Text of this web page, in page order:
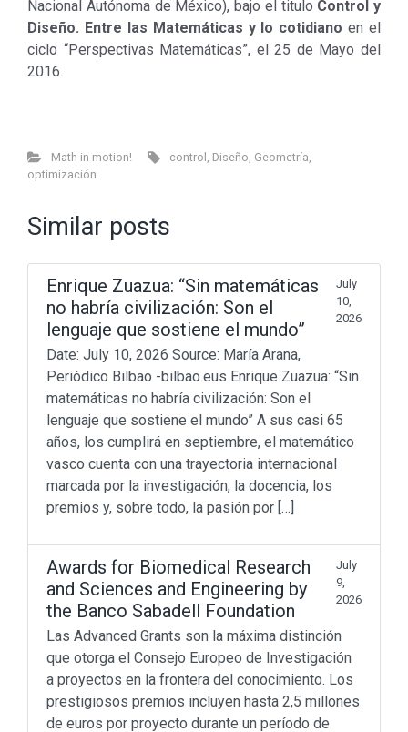
Nacional Autónoma de México), bajo el titulo Control y
Diseño. Entre las Matemáticas y lo cotidianoen el
ciclo “Perspectivas Matemáticas”, el 25 de Mayo del
2016.
Math in motion! control Diseño Geometría
optimización
Similar posts
Enrique Zuazua: “Sin matemáticas
no habría civilización: Son el
lenguaje que sostiene el mundo”
July
10,
2026
Date: July 10, 2026 Source: María Arana,
Periódico Bilbao -bilbao.eus Enrique Zuazua: “Sin
matemáticas no habría civilización: Son el
lenguaje que sostiene el mundo” A sus casi 65
años, los cumplirá en septiembre, el matemático
vasco cuenta con una trayectoria internacional
marcada por la investigación, la docencia, los
premios y, sobre todo, la pasión por […]
Awards for Biomedical Research
and Sciences and Engineering by
the Banco Sabadell Foundation
July
9,
2026
Las Advanced Grants son la máxima distinción
que otorga el Consejo Europeo de Investigación
a proyectos en la frontera del conocimiento. Los
prestigiosos premios incluyen hasta 2,5 millones
de euros por proyecto durante un período de